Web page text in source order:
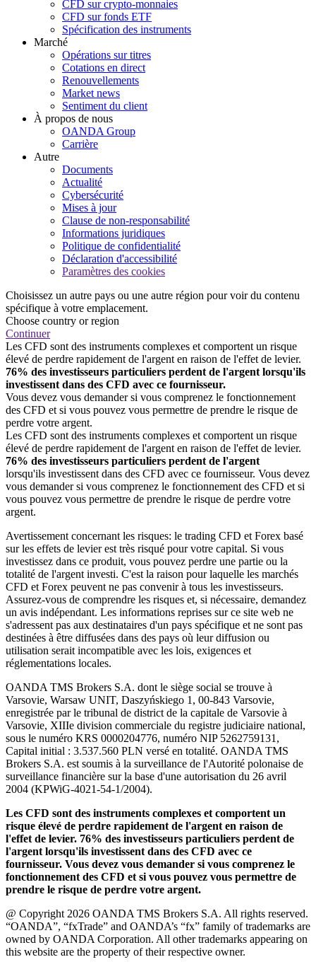
CFD sur crypto-monnaies
CFD sur fonds ETF
Spécification des instruments
Marché
Opérations sur titres
Cotations en direct
Renouvellements
Market news
Sentiment du client
À propos de nous
OANDA Group
Carrière
Autre
Documents
Actualité
Cybersécurité
Mises à jour
Clause de non-responsabilité
Informations juridiques
Politique de confidentialité
Déclaration d'accessibilité
Paramètres des cookies
Choisissez un autre pays ou une autre région pour voir du contenu
spécifique à votre emplacement.
Choose country or region
Continuer
Les CFD sont des instruments complexes et comportent un risque
élevé de perdre rapidement de l'argent en raison de l'effet de levier.
76% des investisseurs particuliers perdent de l'argent lorsqu'ils
investissent dans des CFD avec ce fournisseur.
Vous devez vous demander si vous comprenez le fonctionnement
des CFD et si vous pouvez vous permettre de prendre le risque de
perdre votre argent.
Les CFD sont des instruments complexes et comportent un risque
élevé de perdre rapidement de l'argent en raison de l'effet de levier.
76% des investisseurs particuliers perdent de l'argent
lorsqu'ils investissent dans des CFD avec ce fournisseur. Vous devez
vous demander si vous comprenez le fonctionnement des CFD et si
vous pouvez vous permettre de prendre le risque de perdre votre
argent.
Avertissement concernant les risques: le trading CFD et Forex basé
sur les effets de levier est très risqué pour votre capital. Si vous
investissez dans ce produit, vous pouvez perdre une partie ou la
totalité de l'argent investi. C'est la raison pour laquelle les marchés
CFD et Forex peuvent ne pas convenir à tous les investisseurs.
Assurez-vous de comprendre les risques et, si nécessaire, demandez
un avis indépendant. Les informations reprises sur ce site web ne
s'adressent pas aux destinataires d'un pays spécifique et ne sont pas
destinées à être diffusées dans des pays où leur diffusion ou
utilisation serait incompatible avec les lois, exigences et
réglementations locales.
OANDA TMS Brokers S.A. dont le siège social se trouve à
Varsovie, Warsaw UNIT, Daszyńskiego 1, 00-843 Varsovie,
enregistrée par le tribunal de district de la capitale de Varsovie à
Varsovie, XIIIe division commerciale du registre judiciaire national,
sous le numéro KRS 0000204776, numéro NIP 5262759131,
Capital initial : 3.537.560 PLN versé en totalité. OANDA TMS
Brokers S.A. est soumis à la surveillance de l'Autorité polonaise de
surveillance financière sur la base d'une autorisation du 26 avril
2004 (KPWiG-4021-54-1/2004).
Les CFD sont des instruments complexes et comportent un
risque élevé de perdre rapidement de l'argent en raison de
l'effet de levier. 76% des investisseurs particuliers perdent de
l'argent lorsqu'ils investissent dans des CFD avec ce
fournisseur. Vous devez vous demander si vous comprenez le
fonctionnement des CFD et si vous pouvez vous permettre de
prendre le risque de perdre votre argent.
@ Copyright 2026 OANDA TMS Brokers S.A. All rights reserved.
“OANDA”, “fxTrade” and OANDA’s “fx” family of trademarks are
owned by OANDA Corporation. All other trademarks appearing on
this website are the property of their respective owner.